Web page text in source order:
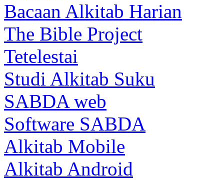
Bacaan Alkitab Harian
The Bible Project
Tetelestai
Studi Alkitab Suku
SABDA web
Software SABDA
Alkitab Mobile
Alkitab Android